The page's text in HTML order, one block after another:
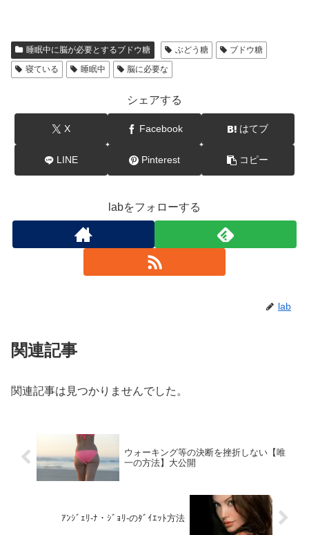
睡眠中に脳が必要とするブドウ糖 ぶどう糖
ブドウ糖
寝ている
睡眠中 脳に必要な
シェアする
X Facebook はてブ
LINE Pinterest コピー
labをフォローする
lab
関連記事
関連記事は見つかりませんでした。
ウォーキング等の決断を挫折しない【唯
一の方法】大公開
ｱﾝｼﾞｪﾘ-ﾅ・ｼﾞｮﾘ-のﾀﾞｲｴｯﾄ方法